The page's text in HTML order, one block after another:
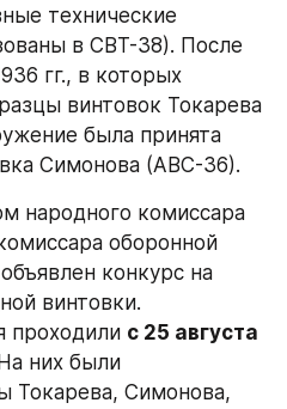
технические
в СВТ-38). После
гг., в которых
винтовок Токарева
была принята
Симонова (АВС-36).
народного комиссара
оборонной
конкурс на
винтовки.
проходили с 25 августа
На них были
Токарева, Симонова,